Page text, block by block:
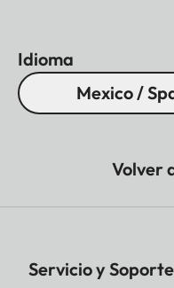
Idioma
Mexico /
Volver
Servicio y Soporte